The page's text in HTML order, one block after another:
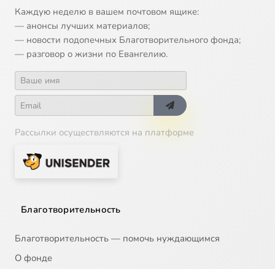
Каждую неделю в вашем почтовом ящике:
— анонсы лучших материалов;
— новости подопечных Благотворительного фонда;
— разговор о жизни по Евангелию.
Рассылки осуществляются на платформе
Благотворительность
Благотворительность — помочь нуждающимся
О фонде